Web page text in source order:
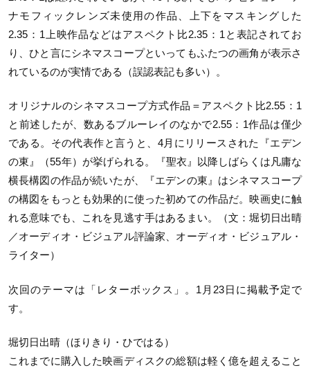
ナモフィックレンズ未使用の作品、上下をマスキングした
2.35：1上映作品などはアスペクト比2.35：1と表記されてお
り、ひと言にシネマスコープといってもふたつの画角が表示さ
れているのが実情である（誤認表記も多い）。
オリジナルのシネマスコープ方式作品＝アスペクト比2.55：1
と前述したが、数あるブルーレイのなかで2.55：1作品は僅少
である。その代表作と言うと、4月にリリースされた『エデン
の東』（55年）が挙げられる。『聖衣』以降しばらくは凡庸な
横長構図の作品が続いたが、『エデンの東』はシネマスコープ
の構図をもっとも効果的に使った初めての作品だ。映画史に触
れる意味でも、これを見逃す手はあるまい。（文：堀切日出晴
／オーディオ・ビジュアル評論家、オーディオ・ビジュアル・
ライター）
次回のテーマは「レターボックス」。1月23日に掲載予定で
す。
堀切日出晴（ほりきり・ひではる）
これまでに購入した映画ディスクの総額は軽く億を超えること